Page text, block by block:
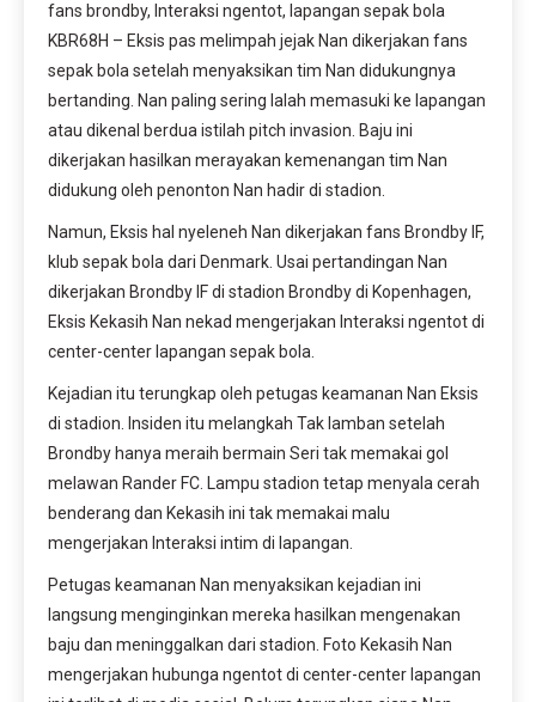
fans brondby, Interaksi ngentot, lapangan sepak bola
KBR68H – Eksis pas melimpah jejak Nan dikerjakan fans
sepak bola setelah menyaksikan tim Nan didukungnya
bertanding. Nan paling sering Ialah memasuki ke lapangan
atau dikenal berdua istilah pitch invasion. Baju ini
dikerjakan hasilkan merayakan kemenangan tim Nan
didukung oleh penonton Nan hadir di stadion.
Namun, Eksis hal nyeleneh Nan dikerjakan fans Brondby IF,
klub sepak bola dari Denmark. Usai pertandingan Nan
dikerjakan Brondby IF di stadion Brondby di Kopenhagen,
Eksis Kekasih Nan nekad mengerjakan Interaksi ngentot di
center-center lapangan sepak bola.
Kejadian itu terungkap oleh petugas keamanan Nan Eksis
di stadion. Insiden itu melangkah Tak lamban setelah
Brondby hanya meraih bermain Seri tak memakai gol
melawan Rander FC. Lampu stadion tetap menyala cerah
benderang dan Kekasih ini tak memakai malu
mengerjakan Interaksi intim di lapangan.
Petugas keamanan Nan menyaksikan kejadian ini
langsung menginginkan mereka hasilkan mengenakan
baju dan meninggalkan dari stadion. Foto Kekasih Nan
mengerjakan hubunga ngentot di center-center lapangan